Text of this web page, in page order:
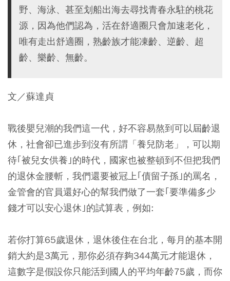
野、海泳、甚至划船出海去尋找青春永駐的桃花
源，因為他們認為，活在舒適圈只會加速老化，
唯有走出舒適圈，熟齡族才能凍齡、逆齡、超
齡、樂齡、無齡。
文／蘇達貞
戰後嬰兒潮的我們這一代，好不容易熬到可以屆齡退
休，社會卻已進步到沒有所謂「養兒防老」，可以期
待｢被兒女供養｣的時代，國家也被整頓到不但把我們
的退休金腰斬，我們還要被冠上｢債留子孫｣的罵名，
金管會的官員還好心的幫我們做了一套｢要準備多少
錢才可以安心退休｣的試算表，例如:
若你打算65歲退休，退休後住在台北，每月的基本開
銷大約是3萬元，那你必須存夠344萬元才能退休，
這數字是假設你只能活到國人的平均年齡75歲，而你